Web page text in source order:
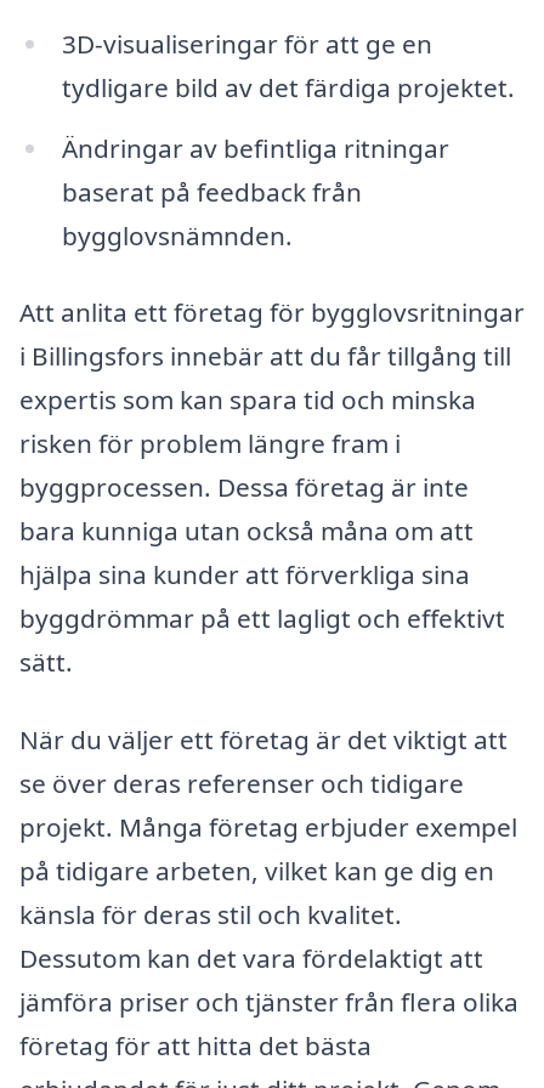
3D-visualiseringar för att ge en
tydligare bild av det färdiga projektet.
Ändringar av befintliga ritningar
baserat på feedback från
bygglovsnämnden.
Att anlita ett företag för bygglovsritningar
i Billingsfors innebär att du får tillgång till
expertis som kan spara tid och minska
risken för problem längre fram i
byggprocessen. Dessa företag är inte
bara kunniga utan också måna om att
hjälpa sina kunder att förverkliga sina
byggdrömmar på ett lagligt och effektivt
sätt.
När du väljer ett företag är det viktigt att
se över deras referenser och tidigare
projekt. Många företag erbjuder exempel
på tidigare arbeten, vilket kan ge dig en
känsla för deras stil och kvalitet.
Dessutom kan det vara fördelaktigt att
jämföra priser och tjänster från flera olika
företag för att hitta det bästa